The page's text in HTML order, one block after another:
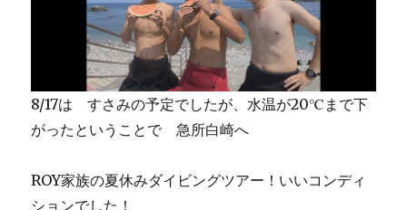
8/17は すさみの予定でしたが、水温が20℃まで下
がったということで 急所白崎へ
ROY家族の夏休みダイビングツアー！いいコンディ
ションでした！